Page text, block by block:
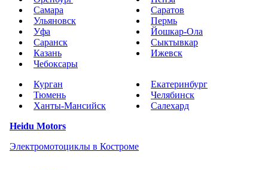
Самара
Саратов
Ульяновск
Пермь
Уфа
Йошкар-Ола
Саранск
Сыктывкар
Казань
Ижевск
Чебоксары
Курган
Екатеринбург
Тюмень
Челябинск
Ханты-Мансийск
Салехард
Heidu Motors
Электромотоциклы в Костроме